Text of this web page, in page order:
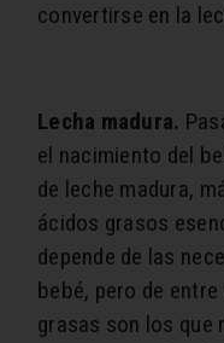
convertirse en la
Lecha madura.
el nacimiento del
de leche madura,
ácidos grasos
depende de las
bebé, pero de
grasas son los que